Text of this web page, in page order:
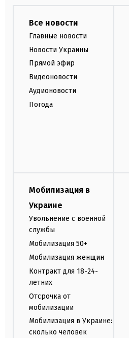
Все новости
Главные новости
Новости Украины
Прямой эфир
Видеоновости
Аудионовости
Погода
Мобилизация в
Украине
Увольнение с военной
службы
Мобилизация 50+
Мобилизация женщин
Контракт для 18-24-
летних
Отсрочка от
мобилизации
Мобилизация в Украине:
сколько человек